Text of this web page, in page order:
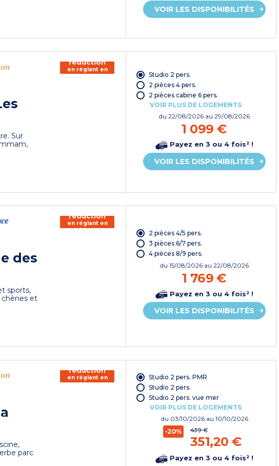
VOIR LES DISPONIBILITÉS
Sur
150€ de
réduction
en réglant en
chèque
Studio 2 pers.
2 pièces 4 pers.
2 pièces cabine 6 pers.
VOIR PLUS DE LOGEMENTS
du22/08/2026 au 29/08/2026
1 099 €
Payez en 3 ou 4 fois² !
VOIR LES DISPONIBILITÉS
des
sports,
chênes et
150€ de
réduction
en réglant en
chèque
2 pièces 4/5 pers.
3 pièces 6/7 pers.
4 pièces 8/9 pers.
du15/08/2026 au 22/08/2026
1 769 €
Payez en 3 ou 4 fois² !
VOIR LES DISPONIBILITÉS
parc
150€ de
réduction
en réglant en
chèque
Studio 2 pers. PMR
Studio 2 pers.
Studio 2 pers. vue mer
VOIR PLUS DE LOGEMENTS
du 03/10/2026 au 10/10/2026
-20% 439 €
351,20 €
Payez en 3 ou 4 fois² !